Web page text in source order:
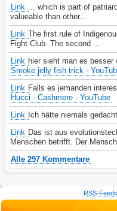
Link ... which is part of
valueable than other...
Link The first rule of
Fight Club. The second ...
Link hier sieht man es
Smoke jelly fish trick -
Link Falls es jemanden
Hucci - Cashmere - YouTube
Link Ich hätte niemals
Link Das ist aus
Menschen betrifft. Der
Alle 297 Kommentare
RSS-Feeds